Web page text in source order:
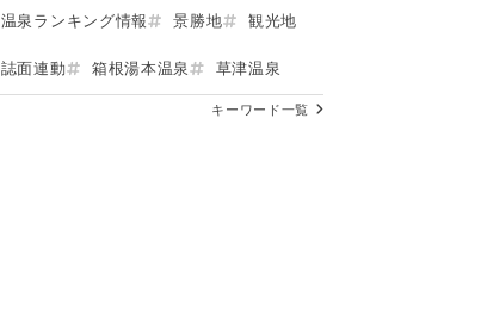
温泉ランキング情報 景勝地 観光地
誌面連動 箱根湯本温泉 草津温泉
キーワード一覧